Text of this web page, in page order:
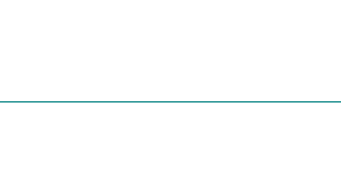
(Ставропольский Тр.им.